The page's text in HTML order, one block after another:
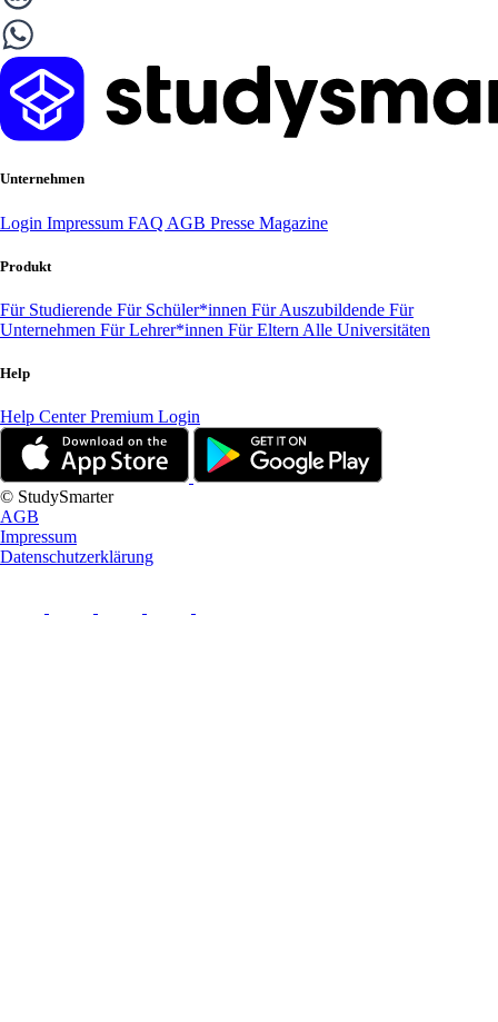
Unternehmen
Login Impressum FAQ AGB Presse Magazine
Produkt
Für Studierende Für Schüler*innen Für Auszubildende Für
Unternehmen Für Lehrer*innen Für Eltern Alle Universitäten
Help
Help CenterPremium Login
© StudySmarter
AGB
Impressum
Datenschutzerklärung